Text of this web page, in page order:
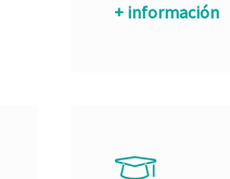
+ información